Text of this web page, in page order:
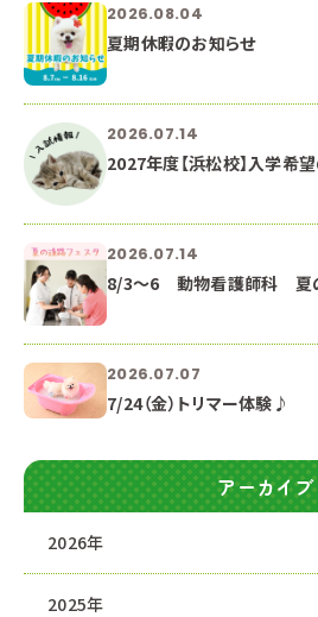
2026.08.04
夏期休暇のお知らせ
2026.07.14
2027年度【浜松校】入学希
2026.07.14
8/3～6 動物看護師科 夏
2026.07.07
7/24（金）トリマー体験♪
アーカイブ
2026年
2025年